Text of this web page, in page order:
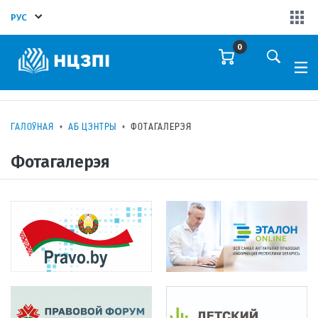
РУС
0
ГАЛОЎНАЯ АБ ЦЭНТРЫ ФОТАГАЛЕРЭЯ
Фотагалерэя